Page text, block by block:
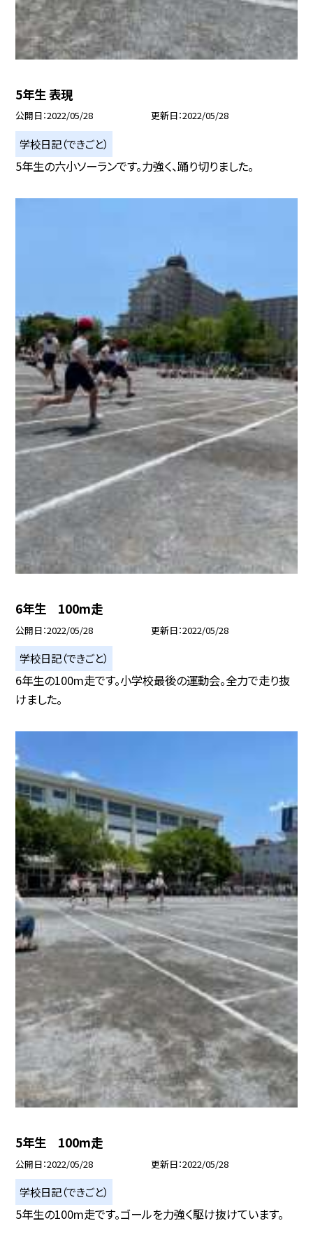
5年生 表現
公開日 2022/05/28 更新日 2022/05/28
学校日記（できごと）
5年生の六小ソーランです。力強く、踊り切りました。
6年生 100m走
公開日 2022/05/28 更新日 2022/05/28
学校日記（できごと）
6年生の100m走です。小学校最後の運動会。全力で走り抜
けました。
5年生 100m走
公開日 2022/05/28 更新日 2022/05/28
学校日記（できごと）
5年生の100m走です。ゴールを力強く駆け抜けています。